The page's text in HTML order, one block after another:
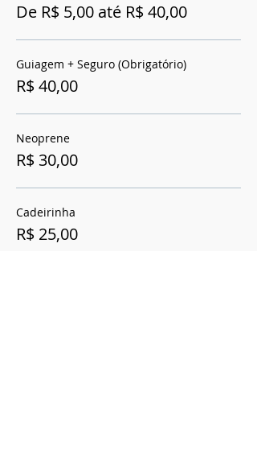
De R$ 5,00 até R$ 40,00
Guiagem + Seguro (Obrigatório)
R$ 40,00
Neoprene
R$ 30,00
Cadeirinha
R$ 25,00